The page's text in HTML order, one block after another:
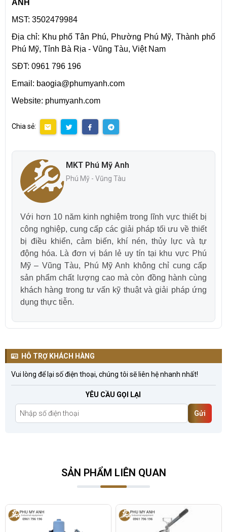
ANH
MST: 3502479984
Địa chỉ: Khu phố Tân Phú, Phường Phú Mỹ, Thành phố
Phú Mỹ, Tỉnh Bà Rịa - Vũng Tàu, Việt Nam
SĐT: 0961 796 196
Email: baogia@phumyanh.com
Website: phumyanh.com
Chia sẻ:
MKT Phú Mỹ Anh
Phú Mỹ - Vũng Tàu
Với hơn 10 năm kinh nghiệm trong lĩnh vực thiết bị
công nghiệp, cung cấp các giải pháp tối ưu về thiết
bị điều khiển, cảm biến, khí nén, thủy lực và tự
động hóa. Là đơn vị bán lẻ uy tín tại khu vực Phú
Mỹ – Vũng Tàu, Phú Mỹ Anh không chỉ cung cấp
sản phẩm chất lượng cao mà còn đồng hành cùng
khách hàng trong tư vấn kỹ thuật và giải pháp ứng
dụng thực tiễn.
HỖ TRỢ KHÁCH HÀNG
Vui lòng để lại số điện thoại, chúng tôi sẽ liên hệ nhanh nhất!
YÊU CẦU GỌI LẠI
Gửi
SẢN PHẨM LIÊN QUAN